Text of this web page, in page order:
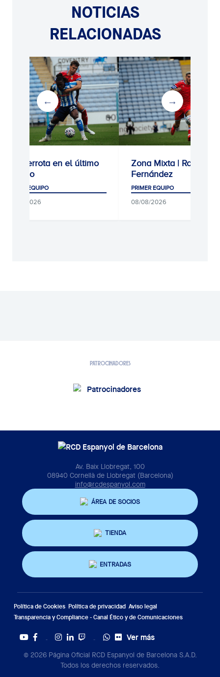
NOTICIAS
RELACIONADAS
3-1: Derrota en el último
ensayo
PRIMER EQUIPO
08/08/2026
Zona Mixta | Roberto
Fernández
PRIMER EQUIPO
08/08/2026
PATROCINADORES
Av. Baix Llobregat, 100
08940 Cornellà de Llobregat (Barcelona)
info@rcdespanyol.com
ÁREA DE SOCIOS
TIENDA
ENTRADAS
Política de Cookies Política de privacidad Aviso legal
Transparencia y Compliance - Canal Ético y de Comunicaciones
Ver más
© 2026 Página Oficial RCD Espanyol de Barcelona S.A.D.
Todos los derechos reservados.